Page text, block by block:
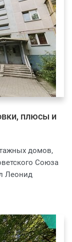
плюсы и
домов,
Союза
Леонид